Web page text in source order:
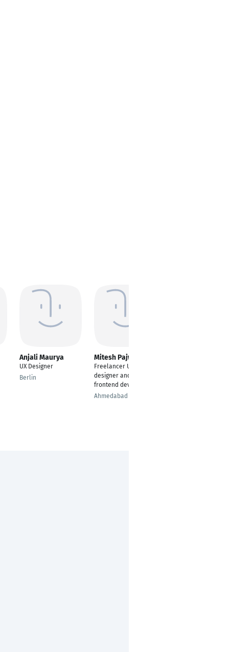
Anjali Maurya
UX Designer
Berlin
Mitesh Pajwani
Freelancer UI/UX
designer and
frontend developer
Ahmedabad